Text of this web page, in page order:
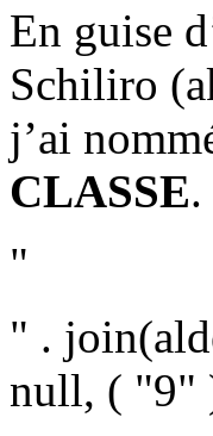
En guise
Schiliro
j’ai
CLASSE
"
" .
null, ( "9"